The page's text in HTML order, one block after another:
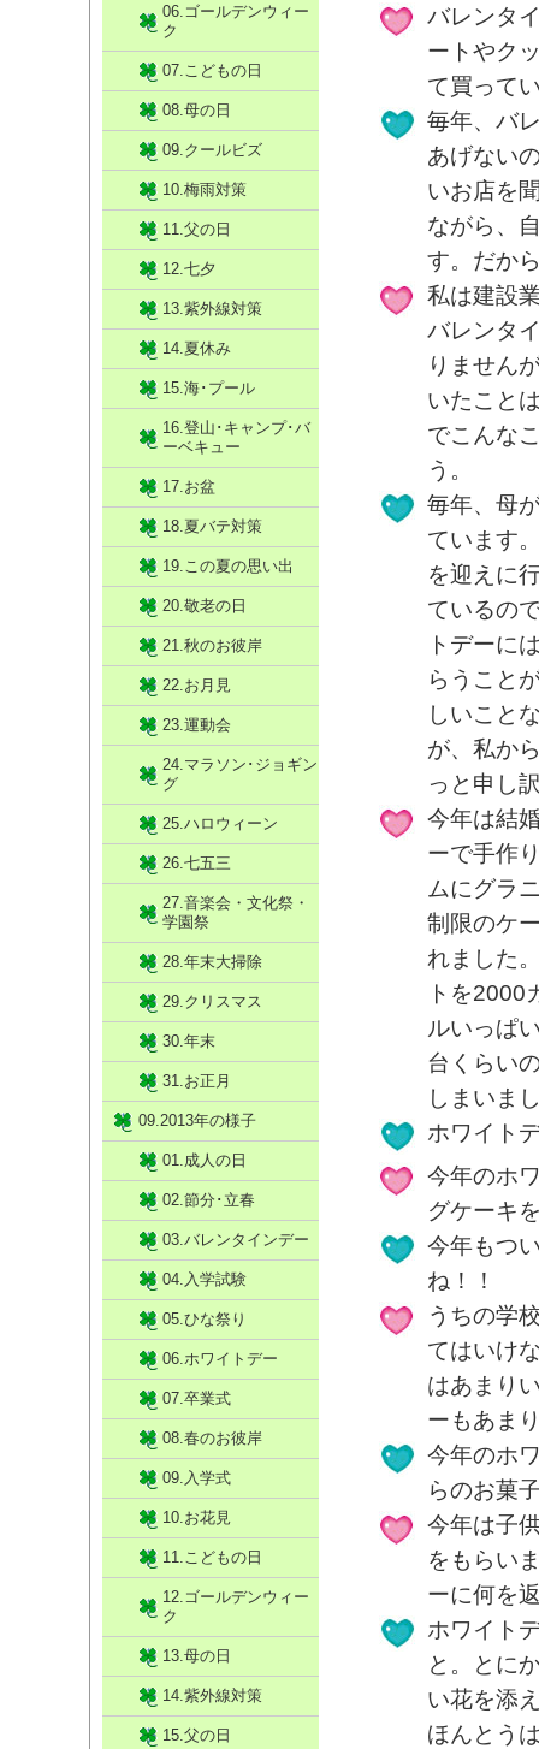
バレンタ
ートやク
て買って
毎年、バ
あげない
いお店を
ながら、
す。だか
私は建設
バレンタ
りません
いたこと
でこんな
う。
毎年、母
ています
を迎えに
ているの
トデーに
らうこと
しいこと
が、私か
っと申し
今年は結
ーで手作
ムにグラ
制限のケ
れました
トを2000
ルいっぱ
台くらい
しまいま
ホワイト
今年のホ
グケーキ
今年もつ
ね！！
うちの学
てはいけ
はあまり
ーもあま
今年のホ
らのお菓
今年は子
をもらい
ーに何を
ホワイト
と。とに
い花を添
ほんとう
06.ゴールデンウィー
ク
07.こどもの日
08.母の日
09.クールビズ
10.梅雨対策
11.父の日
12.七夕
13.紫外線対策
14.夏休み
15.海･プール
16.登山･キャンプ･バ
ーベキュー
17.お盆
18.夏バテ対策
19.この夏の思い出
20.敬老の日
21.秋のお彼岸
22.お月見
23.運動会
24.マラソン･ジョギン
グ
25.ハロウィーン
26.七五三
27.音楽会・文化祭・
学園祭
28.年末大掃除
29.クリスマス
30.年末
31.お正月
09.2013年の様子
01.成人の日
02.節分･立春
03.バレンタインデー
04.入学試験
05.ひな祭り
06.ホワイトデー
07.卒業式
08.春のお彼岸
09.入学式
10.お花見
11.こどもの日
12.ゴールデンウィー
ク
13.母の日
14.紫外線対策
15.父の日